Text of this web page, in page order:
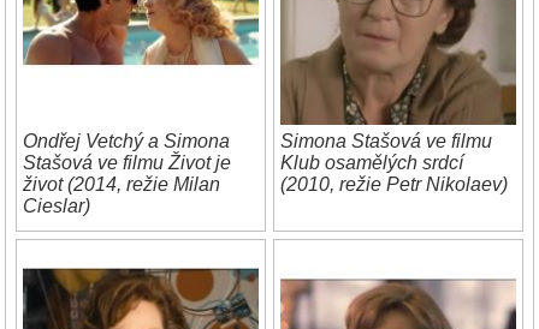
Ondřej Vetchý a Simona
Stašová ve filmu Život je
život (2014, režie Milan
Cieslar)
Simona Stašová ve filmu
Klub osamělých srdcí
(2010, režie Petr Nikolaev)